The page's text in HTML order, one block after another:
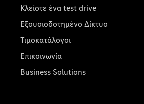
Κλείστε ένα test drive
Εξουσιοδοτημένο Δίκτυο
Τιμοκατάλογοι
Επικοινωνία
Business Solutions